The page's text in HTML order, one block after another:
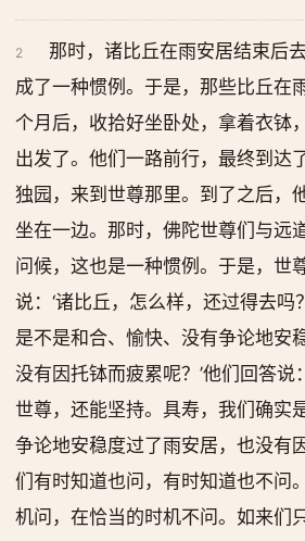
2
那时，诸比丘在雨安居结束后
成了一种惯例。于是，那些比丘在
个月后，收拾好坐卧处，拿着衣钵
出发了。他们一路前行，最终到达
独园，来到世尊那里。到了之后，
坐在一边。那时，佛陀世尊们与远
问候，这也是一种惯例。于是，世
说：‘诸比丘，怎么样，还过得去吗
是不是和合、愉快、没有争论地安
没有因托钵而疲累呢？’他们回答说
世尊，还能坚持。具寿，我们确实
争论地安稳度过了雨安居，也没有
们有时知道也问，有时知道也不问
机问，在恰当的时机不问。如来们